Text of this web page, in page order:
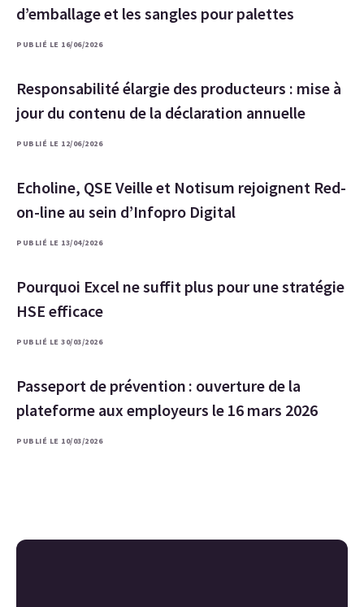
d’emballage et les sangles pour palettes
PUBLIÉ LE 16/06/2026
Responsabilité élargie des producteurs : mise à
jour du contenu de la déclaration annuelle
PUBLIÉ LE 12/06/2026
Echoline, QSE Veille et Notisum rejoignent Red-
on-line au sein d’Infopro Digital
PUBLIÉ LE 13/04/2026
Pourquoi Excel ne suffit plus pour une stratégie
HSE efficace
PUBLIÉ LE 30/03/2026
Passeport de prévention : ouverture de la
plateforme aux employeurs le 16 mars 2026
PUBLIÉ LE 10/03/2026